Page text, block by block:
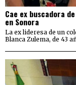
Cae ex buscadora
en Sonora
La ex lideresa de un
Blanca Zulema, de 43